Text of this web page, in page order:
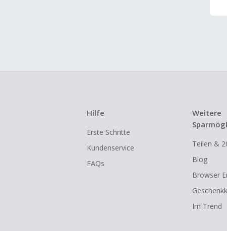
Hilfe
Erste Schritte
Kundenservice
FAQs
Weitere
Teilen &
Blog
Browser
Im Trend